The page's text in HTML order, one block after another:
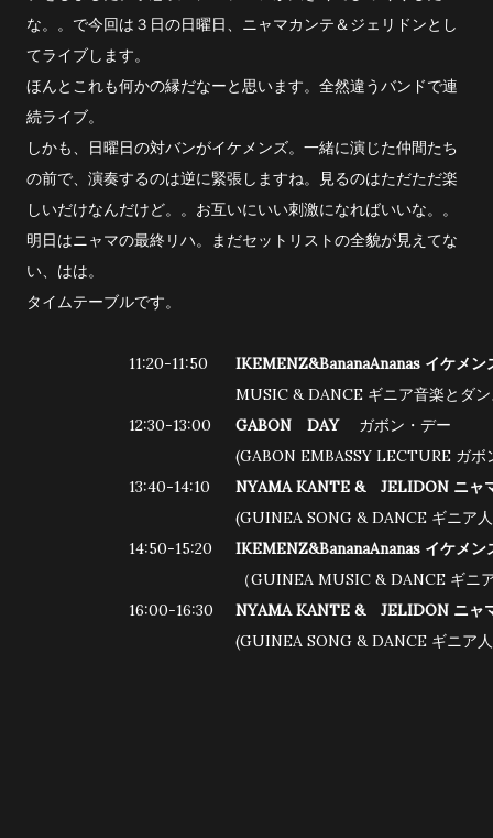
な。。で今回は３日の日曜日、ニャマカンテ＆ジェリドンとし
てライブします。
ほんとこれも何かの縁だなーと思います。全然違うバンドで連
続ライブ。
しかも、日曜日の対バンがイケメンズ。一緒に演じた仲間たち
の前で、演奏するのは逆に緊張しますね。見るのはただただ楽
しいだけなんだけど。。お互いにいい刺激になればいいな。。
明日はニャマの最終リハ。まだセットリストの全貌が見えてな
い、はは。
タイムテーブルです。
11:20-11:50 IKEMENZ&BananaAnanas イケメン
MUSIC & DANCE ギニア音楽とダ
12:30-13:00
GABON DAY
ガボン・デー
(GABON EMBASSY LECTURE ガボ
13:40-14:10
NYAMA KANTE & JELIDON ニャ
(GUINEA SONG & DANCE ギニア
14:50-15:20
IKEMENZ&BananaAnanas イケメン
（GUINEA MUSIC & DANCE ギニ
16:00-16:30
NYAMA KANTE & JELIDON ニャ
(GUINEA SONG & DANCE ギニア